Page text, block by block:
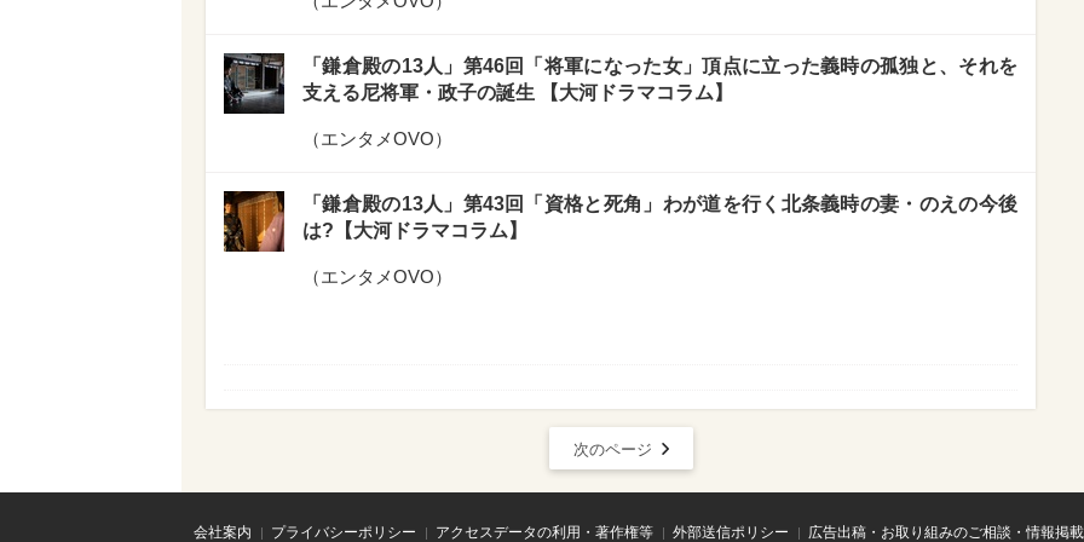
「鎌倉殿の13人」第46回「将軍になった女」頂点に立った義時の孤独と、それを
支える尼将軍・政子の誕生 【大河ドラマコラム】
（エンタメOVO）
「鎌倉殿の13人」第43回「資格と死角」わが道を行く北条義時の妻・のえの今後
は?【大河ドラマコラム】
（エンタメOVO）
次のページ
会社案内 プライバシーポリシー アクセスデータの利用・著作権等 外部送信ポリシー 広告出稿・お取り組みのご相談・情報掲